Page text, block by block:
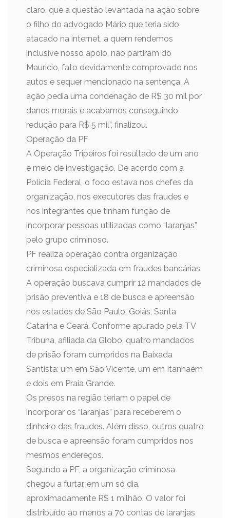
claro, que a questão levantada na ação sobre
o filho do advogado Mário que teria sido
atacado na internet, a quem rendemos
inclusive nosso apoio, não partiram do
Mauricio, fato devidamente comprovado nos
autos e sequer mencionado na sentença. A
ação pedia uma condenação de R$ 30 mil por
danos morais e acabamos conseguindo
redução para R$ 5 mil”, finalizou.
Operação da PF
A Operação Tripeiros foi resultado de um ano
e meio de investigação. De acordo com a
Polícia Federal, o foco estava nos chefes da
organização, nos executores das fraudes e
nos integrantes que tinham função de
incorporar pessoas utilizadas como “laranjas”
pelo grupo criminoso.
PF realiza operação contra organização
criminosa especializada em fraudes bancárias
A operação buscava cumprir 12 mandados de
prisão preventiva e 18 de busca e apreensão
nos estados de São Paulo, Goiás, Santa
Catarina e Ceará. Conforme apurado pela TV
Tribuna, afiliada da Globo, quatro mandados
de prisão foram cumpridos na Baixada
Santista: um em São Vicente, um em Itanhaém
e dois em Praia Grande.
Os presos na região teriam o papel de
incorporar os “laranjas” para receberem o
dinheiro das fraudes. Além disso, outros quatro
de busca e apreensão foram cumpridos nos
mesmos endereços.
Segundo a PF, a organização criminosa
chegou a furtar, em um só dia,
aproximadamente R$ 1 milhão. O valor foi
distribuído ao menos a 70 contas de laranjas